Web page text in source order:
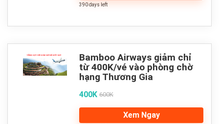
390 days left
Bamboo Airways giảm chỉ
từ 400K/vé vào phòng chờ
hạng Thương Gia
400K 600K
Xem Ngay